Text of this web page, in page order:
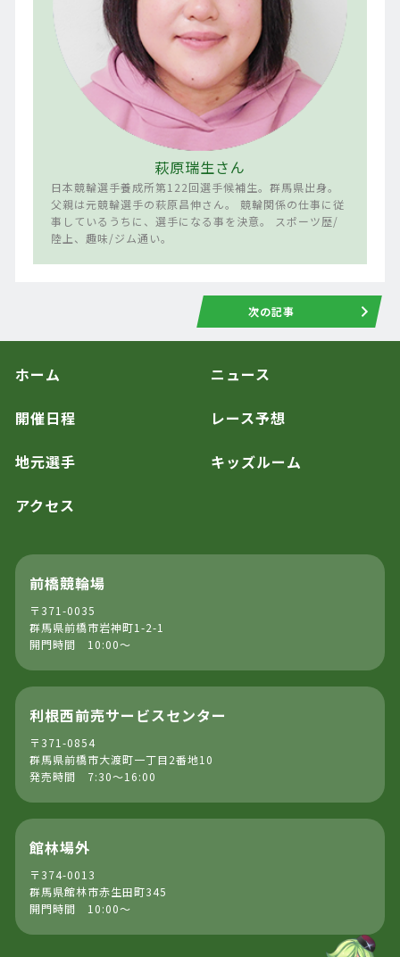
萩原瑞生さん
日本競輪選手養成所第122回選手候補生。群馬県出身。
父親は元競輪選手の萩原昌伸さん。 競輪関係の仕事に従
事しているうちに、選手になる事を決意。 スポーツ歴/
陸上、趣味/ジム通い。
次の記事
ホーム ニュース
開催日程 レース予想
地元選手 キッズルーム
アクセス
前橋競輪場
〒371-0035
群馬県前橋市岩神町1-2-1
開門時間 10:00～
利根西前売サービスセンター
〒371-0854
群馬県前橋市大渡町一丁目2番地10
発売時間 7:30～16:00
館林場外
〒374-0013
群馬県館林市赤生田町345
開門時間 10:00～